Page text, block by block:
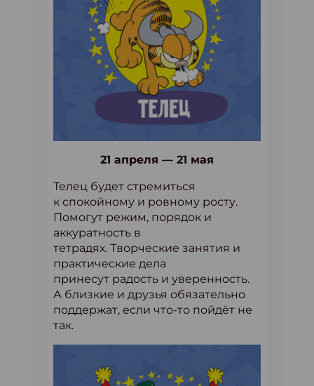
21 апреля — 21 мая
Телец будет стремиться
к спокойному и ровному росту.
Помогут режим, порядок и
аккуратность в
тетрадях. Творческие занятия и
практические дела
принесут радость и уверенность.
А близкие и друзья обязательно
поддержат, если что-то пойдёт не
так.